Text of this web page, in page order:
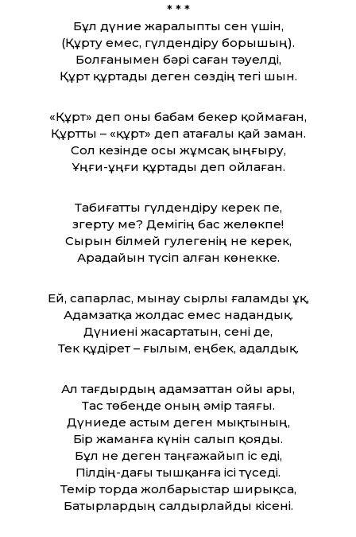
* * *
Бұл дүние жаралыпты сен үшін,
(Құрту емес, гүлдендіру борышың).
Болғанымен бәрі саған тәуелді,
Құрт құртады деген сөздің тегі шын.
«Құрт» деп оны бабам бекер қоймаған,
Құрт­ты – «құрт» деп атағалы қай заман.
Сол кезінде осы жұмсақ ыңғыру,
Ұңғи-ұңғи құртады деп ойлаған.
Табиғат­ты гүлдендіру керек пе,
Өзгерту ме? Демігің бас желөкпе!
Сырын білмей гулегенің не керек,
Арадайын түсіп алған көнекке.
Ей, сапарлас, мынау сырлы ғаламды ұқ,
Адамзатқа жолдас емес надандық.
Дүниені жасартатын, сені де,
Тек құдірет – ғылым, еңбек, адалдық.
Ал тағдырдың адамзат­тан ойы ары,
Тас төбеңде оның әмір таяғы.
Дүниеде астым деген мықтының,
Бір жаманға күнін салып қояды.
Бұл не деген таңғажайып іс еді,
Пілдің-дағы тышқанға ісі түседі.
Темір торда жолбарыстар ширықса,
Батырлардың салдырлайды кісені.